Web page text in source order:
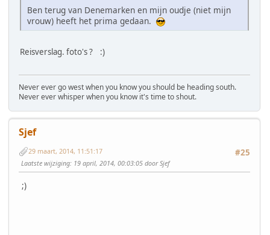
Ben terug van Denemarken en mijn oudje (niet mijn
vrouw) heeft het prima gedaan.
Reisverslag. foto's ? :)
Never ever go west when you know you should be heading south.
Never ever whisper when you know it's time to shout.
Sjef
#25
29 maart, 2014, 11:51:17
Laatste wijziging: 19 april, 2014, 00:03:05 door Sjef
;)